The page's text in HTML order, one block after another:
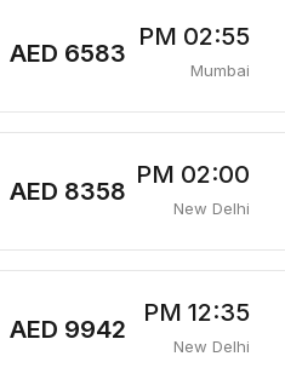
02:55 PM
Mumbai
AED 6583
02:00 PM
New Delhi
AED 8358
12:35 PM
New Delhi
AED 9942